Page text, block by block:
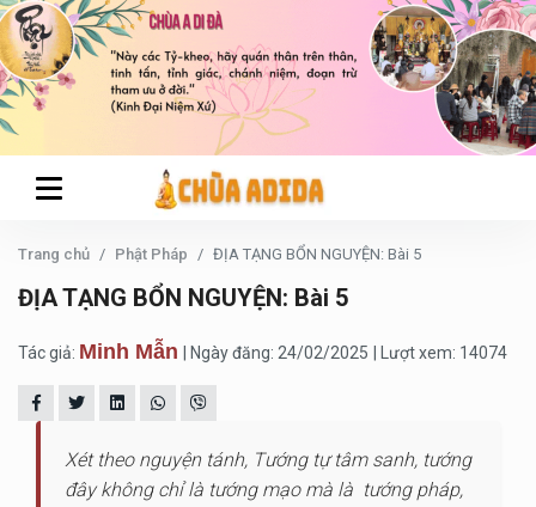
Trang chủ Phật Pháp ĐỊA TẠNG BỔN NGUYỆN: Bài 5
ĐỊA TẠNG BỔN NGUYỆN: Bài 5
Tác giả: Minh Mẫn | Ngày đăng: 24/02/2025 | Lượt xem: 14074
Xét theo nguyện tánh, Tướng tự tâm sanh, tướng
đây không chỉ là tướng mạo mà là tướng pháp,